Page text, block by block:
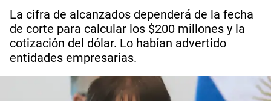
La cifra de alcanzados dependerá de la fecha
de corte para calcular los $200 millones y la
cotización del dólar. Lo habían advertido
entidades empresarias.